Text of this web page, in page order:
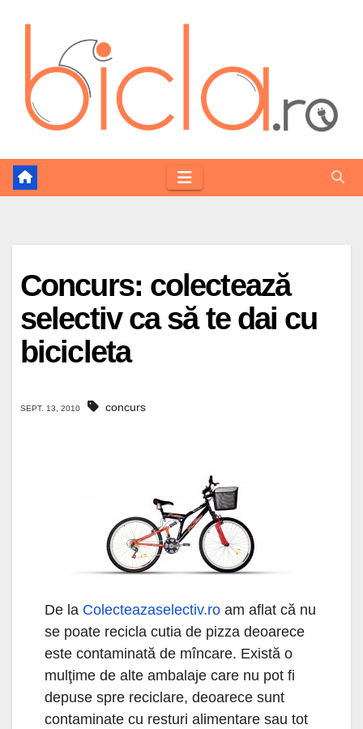
Concurs: colectează
selectiv ca să te dai cu
bicicleta
SEPT. 13, 2010 concurs
De la Colecteazaselectiv.ro am aflat că nu
se poate recicla cutia de pizza deoarece
este contaminată de mîncare. Există o
mulţime de alte ambalaje care nu pot fi
depuse spre reciclare, deoarece sunt
contaminate cu resturi alimentare sau tot